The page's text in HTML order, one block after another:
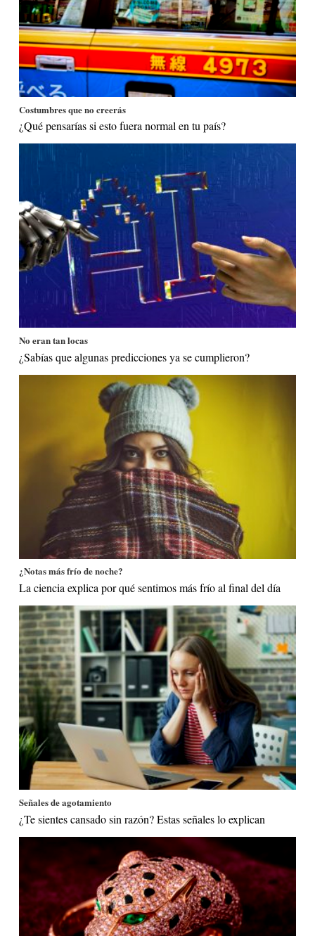
Costumbres que no creerás
¿Qué pensarías si esto fuera normal en tu país?
No eran tan locas
¿Sabías que algunas predicciones ya se cumplieron?
¿Notas más frío de noche?
La ciencia explica por qué sentimos más frío al final del día
Señales de agotamiento
¿Te sientes cansado sin razón? Estas señales lo explican